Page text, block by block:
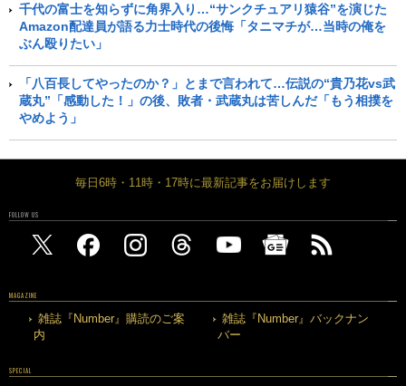
千代の富士を知らずに角界入り…“サンクチュアリ猿谷”を演じた
Amazon配達員が語る力士時代の後悔「タニマチが…当時の俺を
ぶん殴りたい」
「八百長してやったのか？」とまで言われて…伝説の“貴乃花vs武
蔵丸”「感動した！」の後、敗者・武蔵丸は苦しんだ「もう相撲を
やめよう」
毎日6時・11時・17時に最新記事をお届けします
FOLLOW US
MAGAZINE
雑誌『Number』購読のご案
内
雑誌『Number』バックナン
バー
SPECIAL